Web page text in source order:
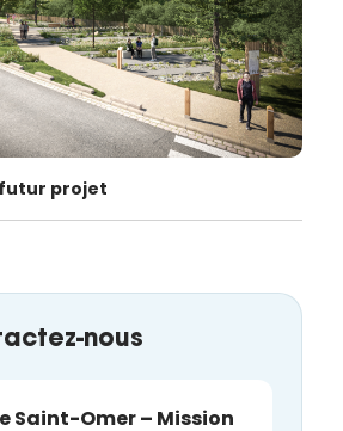
projet
nous
Saint-Omer – Mission